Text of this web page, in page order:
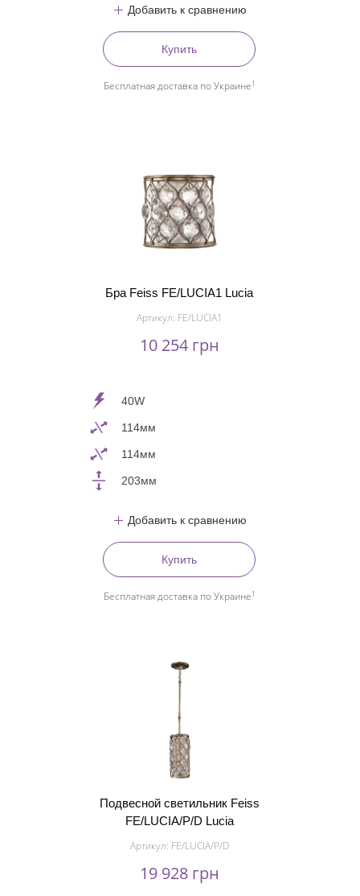
Добавить к сравнению
Купить
Бесплатная доставка по Украине1
Бра Feiss FE/LUCIA1 Lucia
Артикул: FE/LUCIA1
10 254 грн
40W
114мм
114мм
203мм
Добавить к сравнению
Купить
Бесплатная доставка по Украине1
Подвесной светильник Feiss
FE/LUCIA/P/D Lucia
Артикул: FE/LUCIA/P/D
19 928 грн